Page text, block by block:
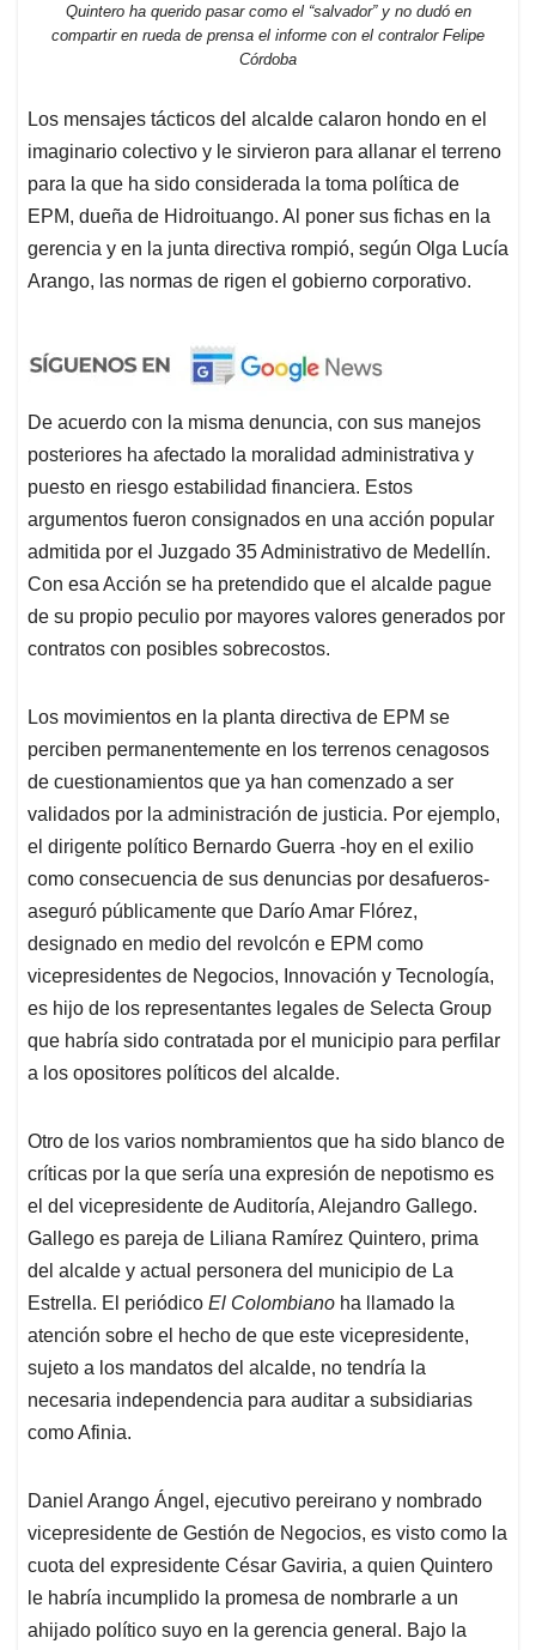
Quintero ha querido pasar como el “salvador” y no dudó en
compartir en rueda de prensa el informe con el contralor Felipe
Córdoba
Los mensajes tácticos del alcalde calaron hondo en el
imaginario colectivo y le sirvieron para allanar el terreno
para la que ha sido considerada la toma política de
EPM, dueña de Hidroituango. Al poner sus fichas en la
gerencia y en la junta directiva rompió, según Olga Lucía
Arango, las normas de rigen el gobierno corporativo.
De acuerdo con la misma denuncia, con sus manejos
posteriores ha afectado la moralidad administrativa y
puesto en riesgo estabilidad financiera. Estos
argumentos fueron consignados en una acción popular
admitida por el Juzgado 35 Administrativo de Medellín.
Con esa Acción se ha pretendido que el alcalde pague
de su propio peculio por mayores valores generados por
contratos con posibles sobrecostos.
Los movimientos en la planta directiva de EPM se
perciben permanentemente en los terrenos cenagosos
de cuestionamientos que ya han comenzado a ser
validados por la administración de justicia. Por ejemplo,
el dirigente político Bernardo Guerra -hoy en el exilio
como consecuencia de sus denuncias por desafueros-
aseguró públicamente que Darío Amar Flórez,
designado en medio del revolcón e EPM como
vicepresidentes de Negocios, Innovación y Tecnología,
es hijo de los representantes legales de Selecta Group
que habría sido contratada por el municipio para perfilar
a los opositores políticos del alcalde.
Otro de los varios nombramientos que ha sido blanco de
críticas por la que sería una expresión de nepotismo es
el del vicepresidente de Auditoría, Alejandro Gallego.
Gallego es pareja de Liliana Ramírez Quintero, prima
del alcalde y actual personera del municipio de La
Estrella. El periódico El Colombiano ha llamado la
atención sobre el hecho de que este vicepresidente,
sujeto a los mandatos del alcalde, no tendría la
necesaria independencia para auditar a subsidiarias
como Afinia.
Daniel Arango Ángel, ejecutivo pereirano y nombrado
vicepresidente de Gestión de Negocios, es visto como la
cuota del expresidente César Gaviria, a quien Quintero
le habría incumplido la promesa de nombrarle a un
ahijado político suyo en la gerencia general. Bajo la